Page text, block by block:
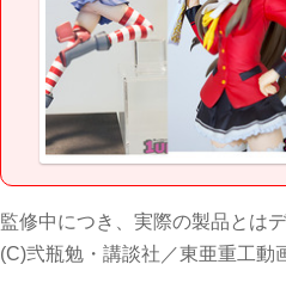
監修中につき、実際の製品とは
(C)弐瓶勉・講談社／東亜重工動